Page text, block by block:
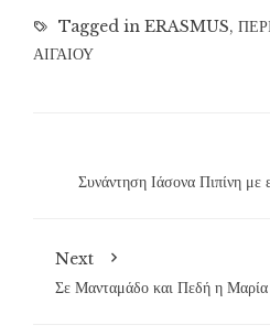
Tagged in ERASMUS,
ΑΙΓΑΙΟΥ
Συνάντηση Ιάσονα Πιπίνη με
Next
Σε Μανταμάδο και Πεδή η